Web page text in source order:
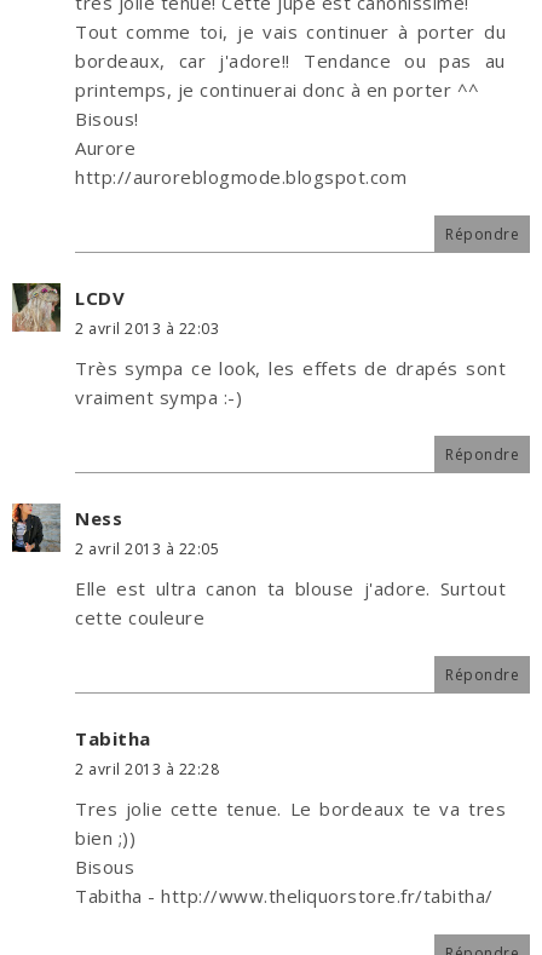
Tout comme toi, je vais continuer à porter du
bordeaux, car j'adore!! Tendance ou pas au
printemps, je continuerai donc à en porter ^^
Bisous!
Aurore
http://auroreblogmode.blogspot.com
Répondre
LCDV
2 avril 2013 à 22:03
Très sympa ce look, les effets de drapés sont
vraiment sympa :-)
Répondre
Ness
2 avril 2013 à 22:05
Elle est ultra canon ta blouse j'adore. Surtout
cette couleure
Répondre
Tabitha
2 avril 2013 à 22:28
Tres jolie cette tenue. Le bordeaux te va tres
bien ;))
Bisous
Tabitha - http://www.theliquorstore.fr/tabitha/